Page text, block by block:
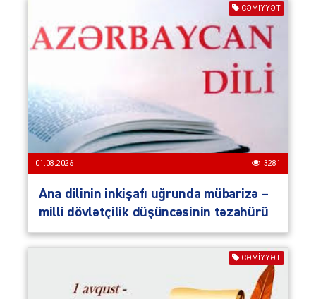
CƏMIYYƏT
01.08.2026 3281
Ana dilinin inkişafı uğrunda mübarizə –
milli dövlətçilik düşüncəsinin təzahürü
CƏMIYYƏT